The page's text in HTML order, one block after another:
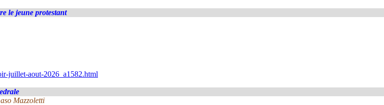
le jeune protestant
juillet-aout-2026_a1582.html
Mazzoletti